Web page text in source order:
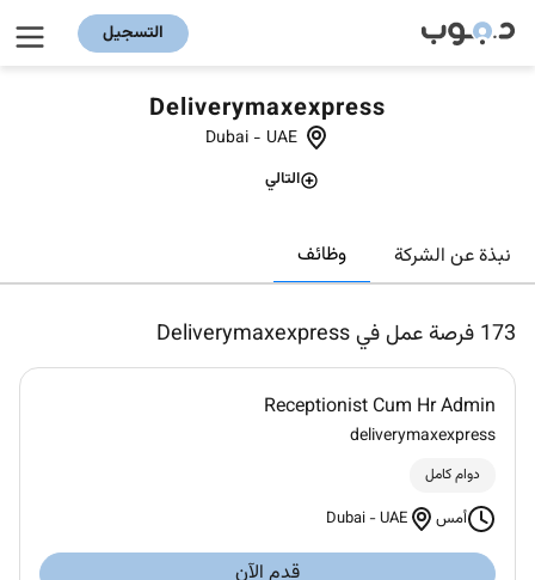
التسجيل
Deliverymaxexpress
Dubai - UAE
التالي
نبذة عن الشركة وظائف
173 فرصة عمل في Deliverymaxexpress
Receptionist Cum Hr Admin
deliverymaxexpress
دوام كامل
أمس Dubai -UAE
قدم الآن